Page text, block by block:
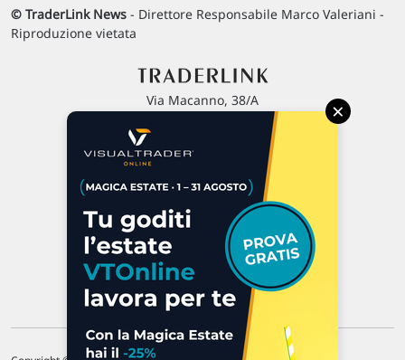
© TraderLink News - Direttore Responsabile Marco Valeriani -
Riproduzione vietata
Via Macanno, 38/A
P.IVA 02 452 460 401
Chi siamo
Commenti e segnalazioni
Contattaci
×